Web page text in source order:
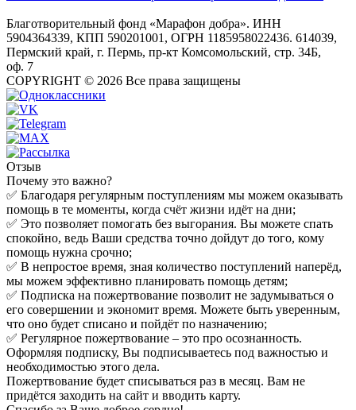
Благотворительный фонд «Марафон добра». ИНН
5904364339, КПП 590201001, ОГРН 1185958022436. 614039,
Пермский край, г. Пермь, пр-кт Комсомольский, стр. 34Б,
оф. 7
COPYRIGHT © 2026 Все права защищены
Отзыв
Почему это важно?
✅ Благодаря регулярным поступлениям мы можем оказывать
помощь в те моменты, когда счёт жизни идёт на дни;
✅ Это позволяет помогать без выгорания. Вы можете спать
спокойно, ведь Ваши средства точно дойдут до того, кому
помощь нужна срочно;
✅ В непростое время, зная количество поступлений наперёд,
мы можем эффективно планировать помощь детям;
✅ Подписка на пожертвование позволит не задумываться о
его совершении и экономит время. Можете быть уверенным,
что оно будет списано и пойдёт по назначению;
✅ Регулярное пожертвование – это про осознанность.
Оформляя подписку, Вы подписываетесь под важностью и
необходимостью этого дела.
Пожертвование будет списываться раз в месяц. Вам не
придётся заходить на сайт и вводить карту.